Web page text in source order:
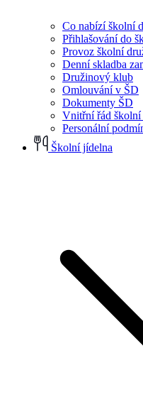
Co nabízí školní
Přihlašování do
Provoz školní
Denní skladba
Družinový klub
Omlouvání v ŠD
Dokumenty ŠD
Vnitřní řád
Personální
Školní jídelna